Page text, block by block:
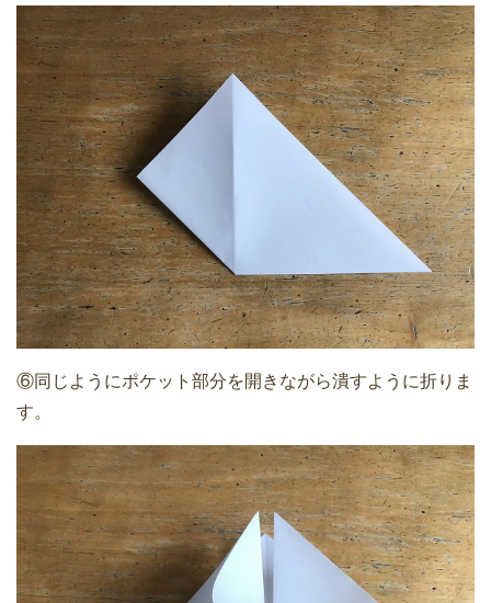
⑥同じようにポケット部分を開きながら潰すように折りま
す。